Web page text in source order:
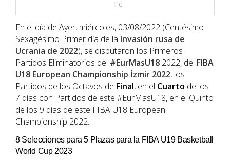
0
En el día de Ayer, miércoles, 03/08/2022 (Centésimo
Sexagésimo Primer día de la Invasión rusa de
Ucrania de 2022), se disputaron los Primeros
Partidos Eliminatorios del #EurMasU18 2022, del FIBA
U18 European Championship İzmir 2022, los
Partidos de los Octavos de Final, en el Cuarto de los
7 días con Partidos de este #EurMasU18, en el Quinto
de los 9 días de este FIBA U18 European
Championship 2022.
8 Selecciones para 5 Plazas para la FIBA U19 Basketball
World Cup 2023